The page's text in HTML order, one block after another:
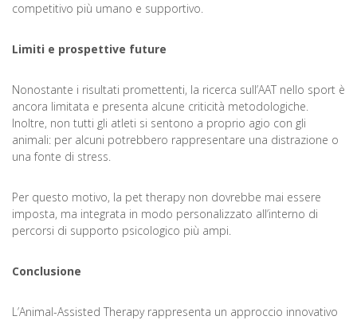
competitivo più umano e supportivo.
Limiti e prospettive future
Nonostante i risultati promettenti, la ricerca sull’AAT nello sport è
ancora limitata e presenta alcune criticità metodologiche.
Inoltre, non tutti gli atleti si sentono a proprio agio con gli
animali: per alcuni potrebbero rappresentare una distrazione o
una fonte di stress.
Per questo motivo, la pet therapy non dovrebbe mai essere
imposta, ma integrata in modo personalizzato all’interno di
percorsi di supporto psicologico più ampi.
Conclusione
L’Animal-Assisted Therapy rappresenta un approccio innovativo